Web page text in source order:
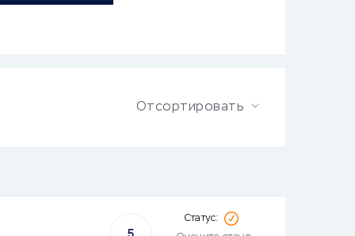
Отсортировать